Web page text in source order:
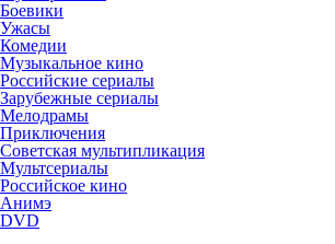
Боевики
Ужасы
Комедии
Музыкальное кино
Российские сериалы
Зарубежные сериалы
Мелодрамы
Приключения
Советская мультипликация
Мультсериалы
Российское кино
Анимэ
DVD